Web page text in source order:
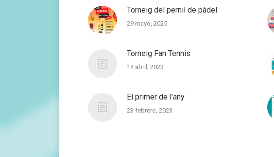
Torneig del pernil de pàdel
29 mayo, 2025
Torneig Fan Tennis
14 abril, 2023
El primer de l’any
23 febrero, 2023